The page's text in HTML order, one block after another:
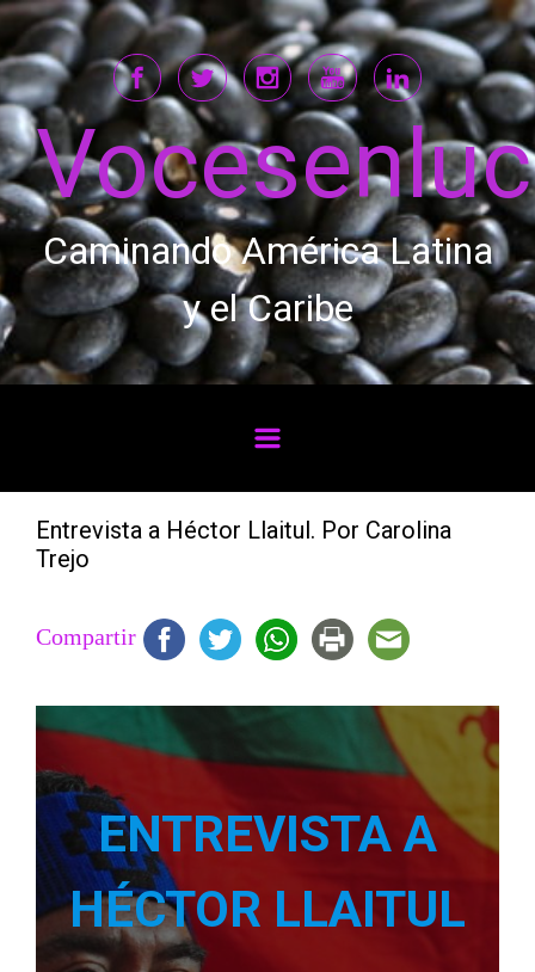
Saltar al contenido principal
Caminando América Latina
y el Caribe
Entrevista a Héctor Llaitul. Por Carolina
Trejo
Compartir
ENTREVISTA A
HÉCTOR LLAITUL